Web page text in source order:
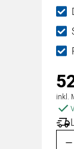
inkl.